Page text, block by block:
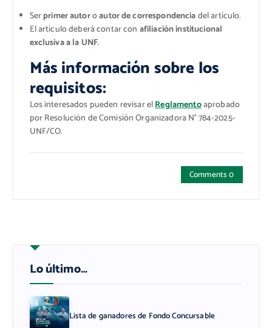
Serprimer autoroautor de correspondenciadel artículo.
El artículo deberá contar con afiliación institucional
exclusiva a la UNF.
Más información sobre los
requisitos:
Los interesados pueden revisar elReglamentoaprobado
por Resolución de Comisión Organizadora N° 784-2025-
UNF/CO.
Comments 0
Lo último…
Lista de ganadores de Fondo Concursable